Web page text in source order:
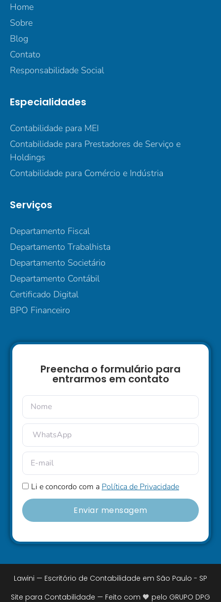
Home
Sobre
Blog
Contato
Responsabilidade Social
Especialidades
Contabilidade para MEI
Contabilidade para Prestadores de Serviço e
Holdings
Contabilidade para Comércio e Indústria
Serviços
Departamento Fiscal
Departamento Trabalhista
Departamento Societário
Departamento Contábil
Certificado Digital
BPO Financeiro
Preencha o formulário para
entrarmos em contato
Li e concordo com a Política de Privacidade
Enviar mensagem
Lawini — Escritório de Contabilidade em São Paulo - SP
Site para Contabilidade — Feito com 🧡 pelo GRUPO DPG